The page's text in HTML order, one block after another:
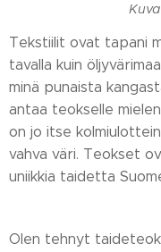
Tekstiilit ovat tapani
tavalla kuin
minä punaista
antaa teokselle
on jo itse
vahva väri. Teokset
uniikkia taidetta
Olen tehnyt